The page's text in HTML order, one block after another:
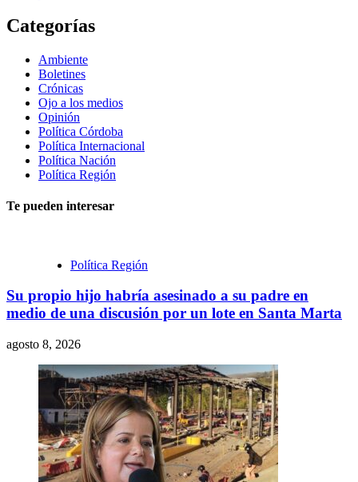
Categorías
Ambiente
Boletines
Crónicas
Ojo a los medios
Opinión
Política Córdoba
Política Internacional
Política Nación
Política Región
Te pueden interesar
Política Región
Su propio hijo habría asesinado a su padre en
medio de una discusión por un lote en Santa Marta
agosto 8, 2026